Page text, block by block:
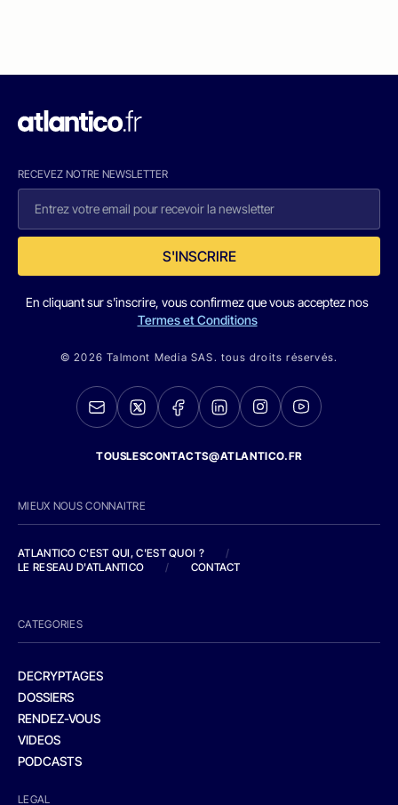
RECEVEZ NOTRE NEWSLETTER
S'INSCRIRE
En cliquant sur s'inscrire, vous confirmez que vous acceptez nos
Termes et Conditions
© 2026 Talmont Media SAS. tous droits réservés.
TOUSLESCONTACTS@ATLANTICO.FR
MIEUX NOUS CONNAITRE
ATLANTICO C'EST QUI, C'EST QUOI ?
/
LE RESEAU D'ATLANTICO
/ CONTACT
CATEGORIES
DECRYPTAGES
DOSSIERS
RENDEZ-VOUS
VIDEOS
PODCASTS
LEGAL